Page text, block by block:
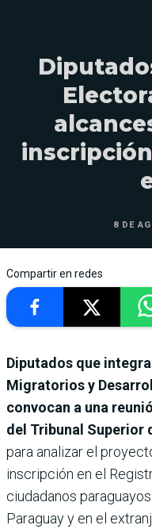
8 DE
Compartir en redes
Diputados que
Migratorios y
convocan a una
del Tribunal Superior
para analizar el
inscripción en el
ciudadanos
Paraguay y en el